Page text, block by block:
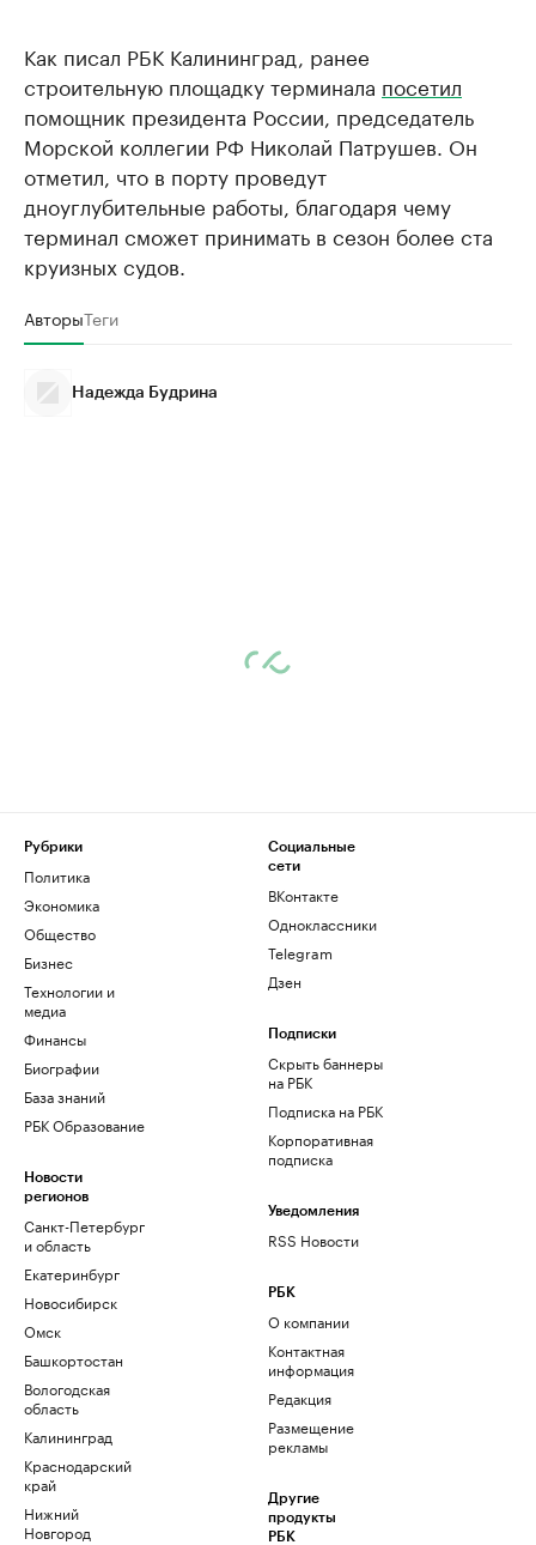
Как писал РБК Калининград, ранее
строительную площадку терминала посетил
помощник президента России, председатель
Морской коллегии РФ Николай Патрушев. Он
отметил, что в порту проведут
дноуглубительные работы, благодаря чему
терминал сможет принимать в сезон более ста
круизных судов.
АвторыТеги
Надежда Будрина
Рубрики
Политика
Экономика
Общество
Бизнес
Технологии и
медиа
Финансы
Биографии
База знаний
РБК Образование
Новости
регионов
Санкт-Петербург
и область
Екатеринбург
Новосибирск
Омск
Башкортостан
Вологодская
область
Калининград
Краснодарский
край
Нижний
Новгород
Социальные
сети
ВКонтакте
Одноклассники
Telegram
Дзен
Подписки
Скрыть баннеры
на РБК
Подписка на РБК
Корпоративная
подписка
Уведомления
RSS Новости
РБК
О компании
Контактная
информация
Редакция
Размещение
рекламы
Другие
продукты
РБК